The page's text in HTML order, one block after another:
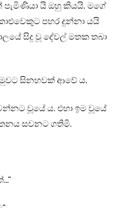
පැමිණියා යි ඔහු කියයි. මගේ
පහර දුන්නා යයි
සිදු වූ දේවල් මතක තබා
සිනහවක් ආවේ ය.
වූයේ ය. එහා ඉම වූයේ
සවනට ගතිමි.